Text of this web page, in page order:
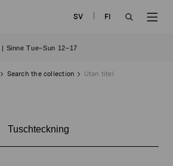
SV
FI
Sinne Tue–Sun 12–17
Search the collection Utan titel
Tuschteckning